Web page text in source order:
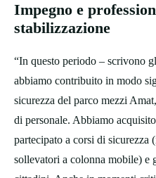
Impegno e
stabilizzazione
“In questo periodo – scrivono
abbiamo contribuito in modo
sicurezza del parco mezzi
di personale. Abbiamo
partecipato a corsi di sicurezza
sollevatori a colonna mobile) e